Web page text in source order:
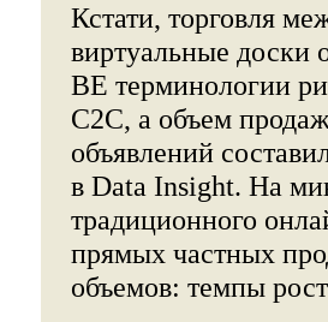
Кстати, торговля
виртуальные доски
ВЕ терминологии
C2C, а объем
объявлений
в Data Insight. На
традиционного
прямых частных
объемов: темпы